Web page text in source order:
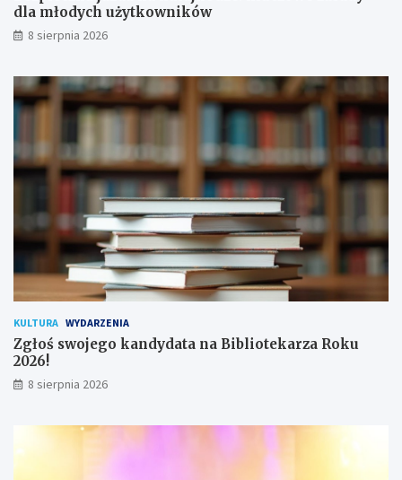
o
d
p
a
n
!
l
a
m
d
y
h
u
ż
o
n
i
ó
w
dla młodych użytkowników
8 sierpnia 2026
KULTURA WYDARZENIA
Zgłoś swojego kandydata na Bibliotekarza Roku
2026!
8 sierpnia 2026